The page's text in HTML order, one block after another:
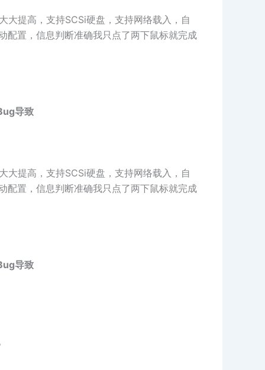
提高，支持SCSi硬盘，支持网络载入，自
配置，信息判断准确我只点了两下鼠标就完成
导致
提高，支持SCSi硬盘，支持网络载入，自
配置，信息判断准确我只点了两下鼠标就完成
导致